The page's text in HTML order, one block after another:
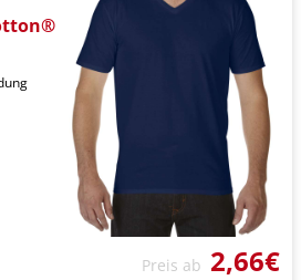
Preis ab 2,66€